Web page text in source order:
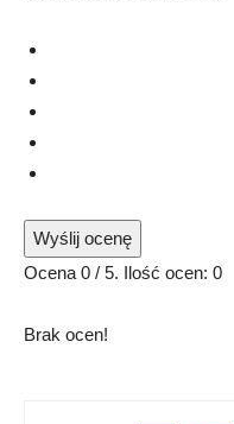
Wyślij ocenę
Ocena 0 / 5. Ilość ocen: 0
Brak ocen!